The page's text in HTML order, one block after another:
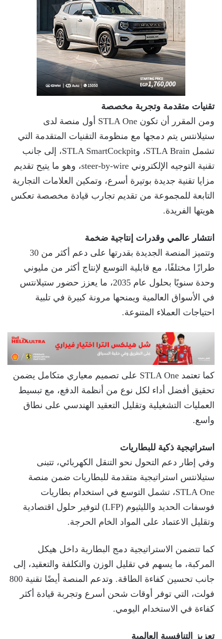
تقنيات متقدمة وتجربة مخصصة
ومن المقرر أن تكون STLA One أول منصة لدى
ستيلانتس يتم دمجها مع منظومة التقنيات المتقدمة التي
تشمل STLA Brain، وSTLA SmartCockpit، إلى جانب
تقنية التوجيه الإلكتروني steer-by-wire، وهو ما يتيح تقديم
مزايا تقنية جديدة بوتيرة أسرع، وتمكين العلامات التجارية
التابعة للمجموعة من تقديم تجارب قيادة مخصصة تعكس
هويتها الفريدة.
انتشار عالمي وقدرات إنتاجية ضخمة
وتتميز المنصة الجديدة بقدرتها على دعم أكثر من 30
طرازًا مختلفًا، مع قابلية التوسع لإنتاج أكثر من مليوني
وحدة سنويًا بحلول عام 2035، ما يعزز حضور ستيلانتس
في الأسواق العالمية ويمنحها مرونة كبيرة في تلبية
احتياجات العملاء المتنوعة.
كما تعتمد STLA One على تصميم معياري متكامل يضمن
تحقيق أفضل أداء لكل نوع من أنظمة الدفع، مع تبسيط
العمليات التشغيلية وتقليل التعقيد الهندسي على نطاق
واسع.
استراتيجية ذكية للبطاريات
وفي إطار دعم التحول نحو التنقل الكهربائي، تتبنى
ستيلانتس استراتيجية متقدمة للبطاريات ضمن منصة
STLA One، تشمل التوسع في استخدام بطاريات
فوسفات الحديد والليثيوم (LFP) لتوفير حلول اقتصادية
وتقليل الاعتماد على المواد الخام الحرجة.
كما تتضمن الاستراتيجية دمج البطارية داخل هيكل
المركبة، ما يسهم في تقليل الوزن والتكلفة والتعقيد، إلى
جانب تحسين كفاءة الطاقة. وتدعم المنصة أيضًا تقنية 800
فولت، التي توفر أوقات شحن أسرع وتجربة قيادة أكثر
كفاءة في الاستخدام اليومي.
تعزيز التنافسية العالمية